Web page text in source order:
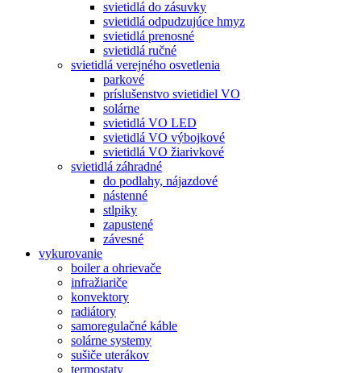
svietidlá do zásuvky
svietidlá odpudzujúce hmyz
svietidlá prenosné
svietidlá ručné
svietidlá verejného osvetlenia
parkové
príslušenstvo svietidiel VO
solárne
svietidlá VO LED
svietidlá VO výbojkové
svietidlá VO žiarivkové
svietidlá záhradné
do podlahy, nájazdové
nástenné
stlpiky
zapustené
závesné
vykurovanie
boiler a ohrievače
infražiariče
konvektory
radiátory
samoregulačné káble
solárne systemy
sušiče uterákov
termostaty